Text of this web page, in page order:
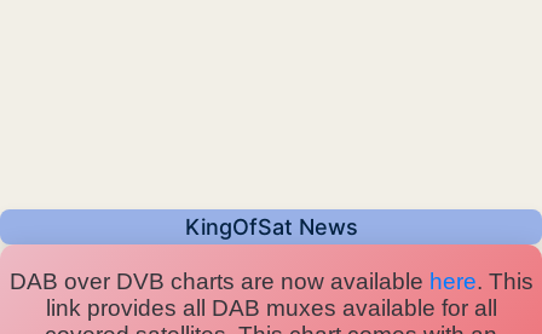
KingOfSat News
DAB over DVB charts are now available here. This
link provides all DAB muxes available for all